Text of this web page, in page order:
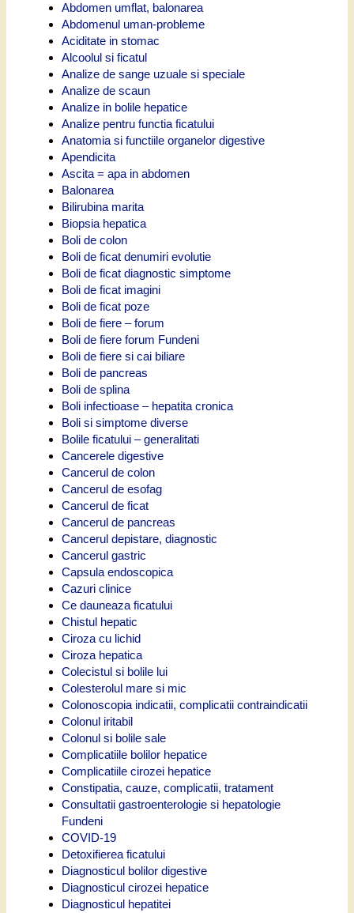
Abdomen umflat, balonarea
Abdomenul uman-probleme
Aciditate in stomac
Alcoolul si ficatul
Analize de sange uzuale si speciale
Analize de scaun
Analize in bolile hepatice
Analize pentru functia ficatului
Anatomia si functiile organelor digestive
Apendicita
Ascita = apa in abdomen
Balonarea
Bilirubina marita
Biopsia hepatica
Boli de colon
Boli de ficat denumiri evolutie
Boli de ficat diagnostic simptome
Boli de ficat imagini
Boli de ficat poze
Boli de fiere – forum
Boli de fiere forum Fundeni
Boli de fiere si cai biliare
Boli de pancreas
Boli de splina
Boli infectioase – hepatita cronica
Boli si simptome diverse
Bolile ficatului – generalitati
Cancerele digestive
Cancerul de colon
Cancerul de esofag
Cancerul de ficat
Cancerul de pancreas
Cancerul depistare, diagnostic
Cancerul gastric
Capsula endoscopica
Cazuri clinice
Ce dauneaza ficatului
Chistul hepatic
Ciroza cu lichid
Ciroza hepatica
Colecistul si bolile lui
Colesterolul mare si mic
Colonoscopia indicatii, complicatii contraindicatii
Colonul iritabil
Colonul si bolile sale
Complicatiile bolilor hepatice
Complicatiile cirozei hepatice
Constipatia, cauze, complicatii, tratament
Consultatii gastroenterologie si hepatologie
Fundeni
COVID-19
Detoxifierea ficatului
Diagnosticul bolilor digestive
Diagnosticul cirozei hepatice
Diagnosticul hepatitei